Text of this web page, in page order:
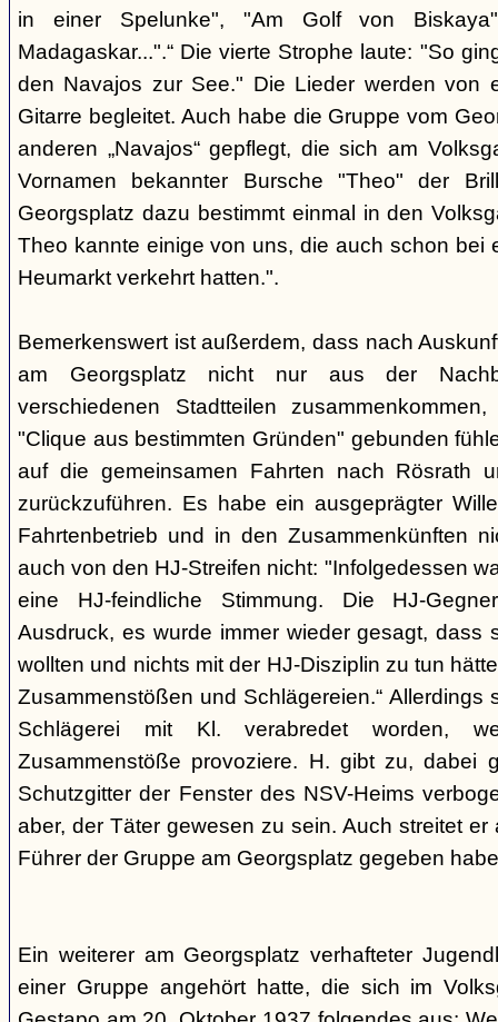
in einer Spelunke", "Am Golf von
Madagaskar...".“ Die vierte Strophe laute: "So
den Navajos zur See." Die Lieder werden von
Gitarre begleitet. Auch habe die Gruppe vom
anderen „Navajos“ gepflegt, die sich am
Vornamen bekannter Bursche "Theo" der
Georgsplatz dazu bestimmt einmal in den
Theo kannte einige von uns, die auch schon bei
Heumarkt verkehrt hatten.".
Bemerkenswert ist außerdem, dass nach
am Georgsplatz nicht nur aus der
verschiedenen Stadtteilen
"Clique aus bestimmten Gründen" gebunden
auf die gemeinsamen Fahrten nach Rösrath
zurückzuführen. Es habe ein ausgeprägter
Fahrtenbetrieb und in den Zusammenkünften
auch von den HJ-Streifen nicht: "Infolgedessen
eine HJ-feindliche Stimmung. Die HJ-
Ausdruck, es wurde immer wieder gesagt, dass
wollten und nichts mit der HJ-Disziplin zu tun
Zusammenstößen und Schlägereien.“ Allerdings
Schlägerei mit Kl. verabredet worden,
Zusammenstöße provoziere. H. gibt zu, dabei
Schutzgitter der Fenster des NSV-Heims
aber, der Täter gewesen zu sein. Auch streitet
Führer der Gruppe am Georgsplatz gegeben
Ein weiterer am Georgsplatz verhafteter
einer Gruppe angehört hatte, die sich im